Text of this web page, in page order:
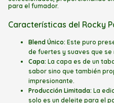
para el fumador.
Características del Rocky
Blend Único: Este puro
de fuertes y suaves que se
Capa: La capa es de un
sabor sino que también
impresionante.
Producción Limitada: La
solo es un deleite para el